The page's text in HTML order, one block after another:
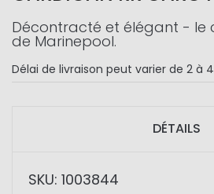
Décontracté et élégant - le
de Marinepool.
Délai de livraison peut varier de 2 à
DÉTAILS
SKU: 1003844